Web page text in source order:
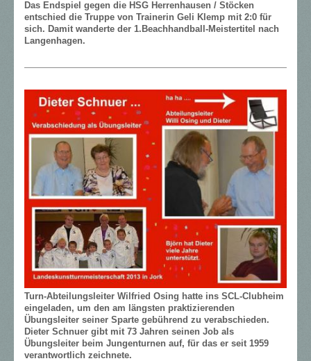
Das Endspiel gegen die HSG Herrenhausen / Stöcken
entschied die Truppe von Trainerin Geli Klemp mit 2:0 für
sich. Damit wanderte der 1.Beachhandball-Meistertitel nach
Langenhagen.
Turn-Abteilungsleiter Wilfried Osing hatte ins SCL-Clubheim
eingeladen, um den am längsten praktizierenden
Übungsleiter seiner Sparte gebührend zu verabschieden.
Dieter Schnuer gibt mit 73 Jahren seinen Job als
Übungsleiter beim Jungenturnen auf, für das er seit 1959
verantwortlich zeichnete.